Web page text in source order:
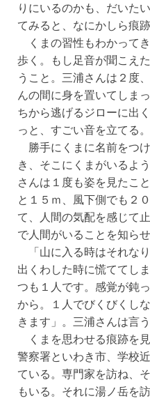
りにいるのかも、だいた
てみると、なにかしら痕跡
くまの習性もわかって
歩く。もし足音が聞こえ
うこと。三浦さんは２度
んの間に身を置いてしま
ちから逃げるジローに出
っと、すごい音を立てる。
勝手にくまに名前をつ
き、そこにくまがいるよ
さんは１度も姿を見たこ
と１５ｍ、風下側でも２
て、人間の気配を感じて
で人間がいることを知ら
「山に入る時はそれな
出くわした時に慌ててし
つも１人です。感覚が鈍
から。１人でびくびくし
きます」。三浦さんは言う
くまを思わせる痕跡を
警察署といわき市、学校
ている。専門家を訪ね、
もいる。それに湯ノ岳を